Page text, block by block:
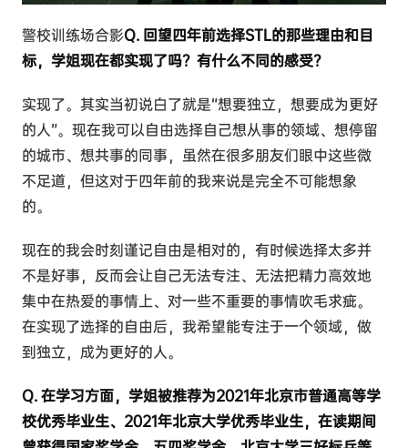
警校训练场合影Q. 回望四年前选择STL的那些理由和目
标，学姐现在都实现了吗？有什么不同的感受？
实现了。其实当初说白了就是“想要独立，想要成为更好
的人”。现在我可以自由选择自己想从事的领域、想停留
的城市、想共事的同事，虽然在很多朋友们眼中这些微
不足道，但这对于四年前的我来说是完全不可能想象
的。
现在的我会时刻谨记自由是相对的，有时候选择太多并
不是好事，反而会让自己无法专注、无法把精力高效地
集中在热爱的事情上、对一些不重要的事情吹毛求疵。
在实现了选择的自由后，我希望能专注于一个领域，做
到独立，成为更好的人。
Q. 在学习方面，学姐被推荐为2021年北京市普通高等学
校优秀毕业生、2021年北京大学优秀毕业生，在读期间